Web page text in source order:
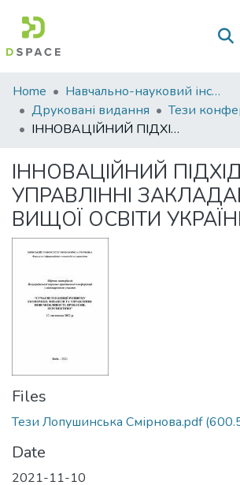
Communities
&
Collections
Statistics
Home
Навчально-науковий інститут економіки, управління, права та інформаційних технологій
Друковані видання
ІННОВАЦІЙНИЙ ПІДХІД В УПРАВЛІННІ ЗАКЛАДАМИ ВИЩОЇ ОСВІТИ УКРАЇНИ
ІННОВАЦІЙНИЙ
УПРАВЛІННІ
ВИЩОЇ ОСВІТИ
Files
Тези Лопушинська Смірнова.pdf
Date
2021-11-10